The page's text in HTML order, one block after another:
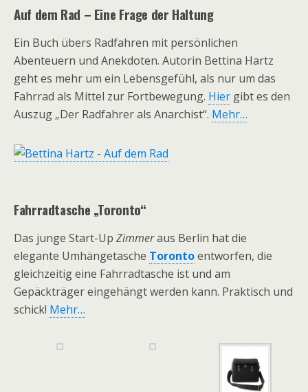
Auf dem Rad – Eine Frage der Haltung
Ein Buch übers Radfahren mit persönlichen
Abenteuern und Anekdoten. Autorin Bettina Hartz
geht es mehr um ein Lebensgefühl, als nur um das
Fahrrad als Mittel zur Fortbewegung. Hier gibt es den
Auszug „Der Radfahrer als Anarchist“. Mehr…
Fahrradtasche „Toronto“
Das junge Start-Up Zimmeraus Berlin hat die
elegante Umhängetasche Torontoentworfen, die
gleichzeitig eine Fahrradtasche ist und am
Gepäckträger eingehängt werden kann. Praktisch und
schick! Mehr…